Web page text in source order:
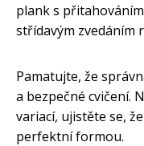
plank s
střídavým zvedáním
Pamatujte, že
a bezpečné cvičení.
variací, ujistěte se,
perfektní formou.